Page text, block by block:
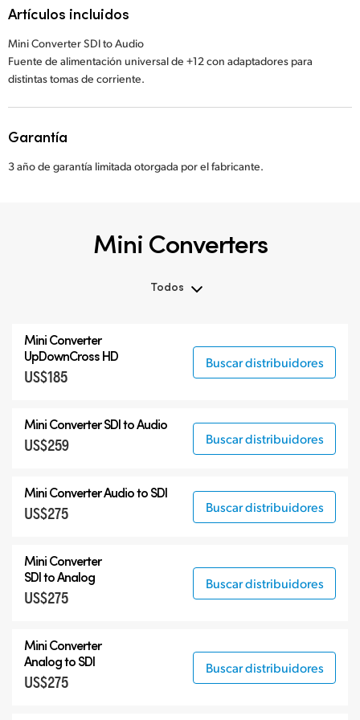
Artículos incluidos
Mini Converter SDI to Audio
Fuente de alimentación universal de +12 con adaptadores para
distintas tomas de corriente.
Garantía
3 año de garantía limitada otorgada por el fabricante.
Mini Converters
Todos
3G-SDI Mini Converters
6G-SDI Mini Converters
Accesorios
Mini Converter
UpDownCross HD
US$185
Buscar distribuidores
Mini ConverterSDI to Audio
US$259 Buscar distribuidores
Mini ConverterAudio to SDI
US$275 Buscar distribuidores
Mini Converter
SDI to Analog
US$275
Buscar distribuidores
Mini Converter
Analog to SDI
US$275
Buscar distribuidores